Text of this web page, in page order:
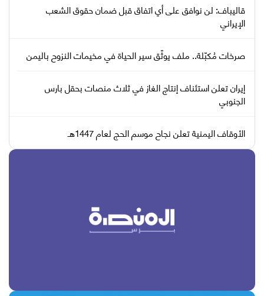
قاليباف: لن نوافق على أي اتفاق قبل ضمان حقوق الشعب
الإيراني
صرخات مُكبّلة.. ملف يوثّق سير الحياة في مخيمات النزوح باليمن
إيران تعلن استئناف إنتاج الغاز في ثلاث منصات بحقل بارس
الجنوبي
الأوقاف اليمنية تعلن نجاح موسم الحج لعام 1447هـ